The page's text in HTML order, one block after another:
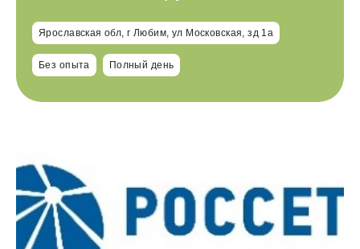
Ярославская обл, г Любим, ул Московская, зд 1а
Без опыта Полный день